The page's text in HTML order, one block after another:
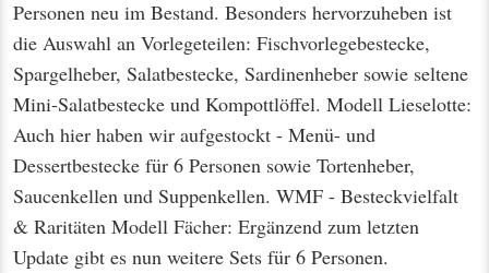
Personen neu im Bestand. Besonders hervorzuheben ist
die Auswahl an Vorlegeteilen: Fischvorlegebestecke,
Spargelheber, Salatbestecke, Sardinenheber sowie seltene
Mini-Salatbestecke und Kompottlöffel. Modell Lieselotte:
Auch hier haben wir aufgestockt - Menü- und
Dessertbestecke für 6 Personen sowie Tortenheber,
Saucenkellen und Suppenkellen. WMF - Besteckvielfalt
& Raritäten Modell Fächer: Ergänzend zum letzten
Update gibt es nun weitere Sets für 6 Personen.